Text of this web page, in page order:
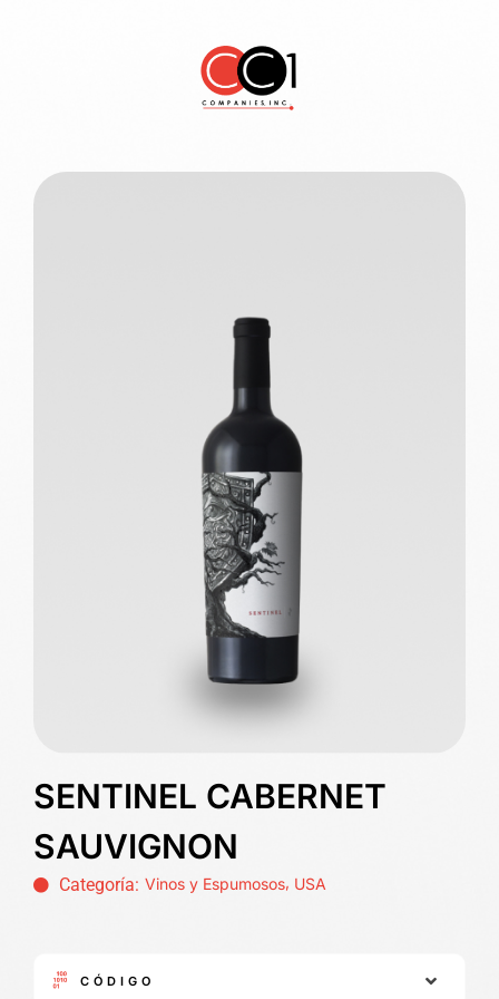
SENTINEL CABERNET
SAUVIGNON
Categoría: Vinos y Espumosos, USA
CÓDIGO